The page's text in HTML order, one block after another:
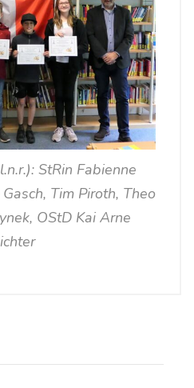
StRin Fabienne
Tim Piroth, Theo
OStD Kai Arne